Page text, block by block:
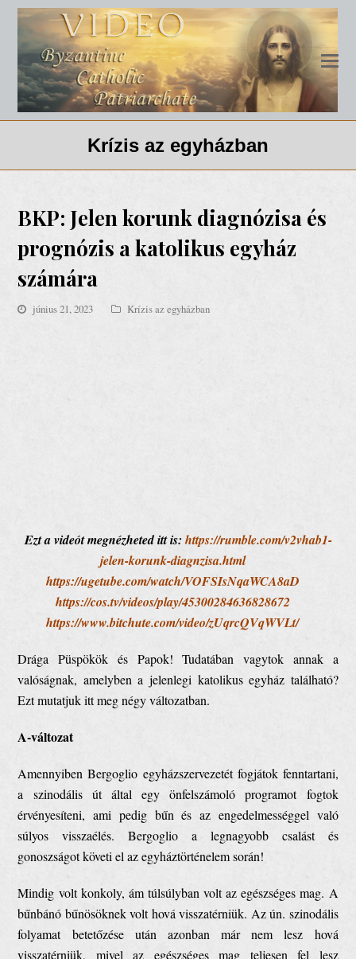
Krízis az egyházban
BKP: Jelen korunk diagnózisa és
prognózis a katolikus egyház
számára
június 21, 2023 Krízis az egyházban
Ezt a videót megnézheted itt is:https://rumble.com/v2vhab1-
jelen-korunk-diagnzisa.html
https://ugetube.com/watch/VOFSIsNqaWCA8aD
https://cos.tv/videos/play/45300284636828672
https://www.bitchute.com/video/zUqrcQVqWVLt/
Drága Püspökök és Papok! Tudatában vagytok annak a
valóságnak, amelyben a jelenlegi katolikus egyház található?
Ezt mutatjuk itt meg négy változatban.
A-változat
Amennyiben Bergoglio egyházszervezetét fogjátok fenntartani,
a szinodális út által egy önfelszámoló programot fogtok
érvényesíteni, ami pedig bűn és az engedelmességgel való
súlyos visszaélés. Bergoglio a legnagyobb csalást és
gonoszságot követi el az egyháztörténelem során!
Mindig volt konkoly, ám túlsúlyban volt az egészséges mag. A
bűnbánó bűnösöknek volt hová visszatérniük. Az ún. szinodális
folyamat betetőzése után azonban már nem lesz hová
visszatérniük, mivel az egészséges mag teljesen fel lesz